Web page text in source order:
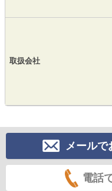
取扱会社
メールで
電話